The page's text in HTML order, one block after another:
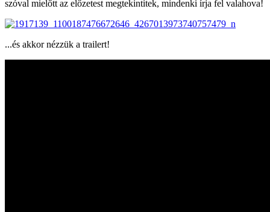
szóval mielőtt az előzetest megtekintitek, mindenki írja fel valahova!
...és akkor nézzük a trailert!